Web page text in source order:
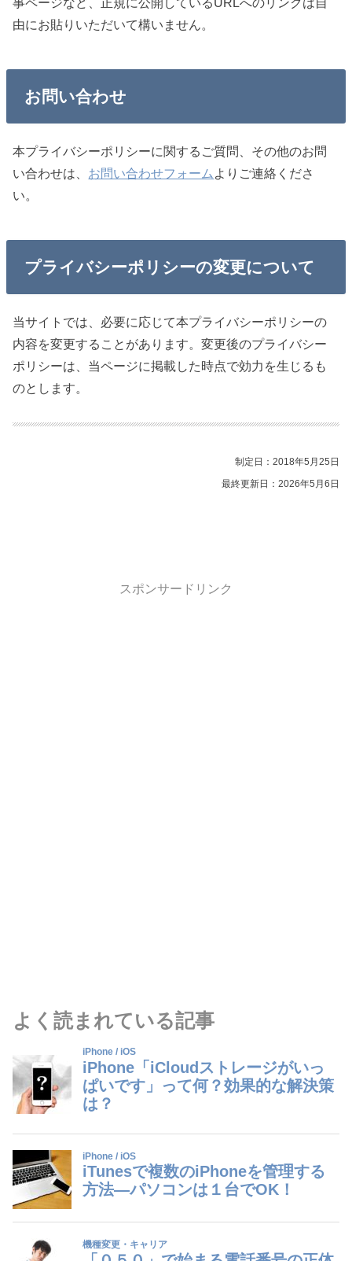
由にお貼りいただいて構いません。
お問い合わせ
本プライバシーポリシーに関するご質問、その他のお問
い合わせは、 お問い合わせフォーム よりご連絡くださ
い。
プライバシーポリシーの変更について
当サイトでは、必要に応じて本プライバシーポリシーの
内容を変更することがあります。変更後のプライバシー
ポリシーは、当ページに掲載した時点で効力を生じるも
のとします。
制定日：2018年5月25日
最終更新日：2026年5月6日
スポンサードリンク
よく読まれている記事